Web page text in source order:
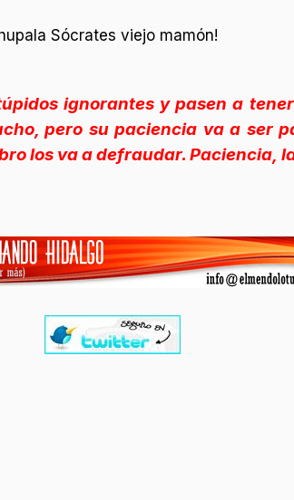
Sócrates viejo mamón!
ignorantes y pasen a
pero su paciencia va a ser
los va a defraudar. Paciencia,